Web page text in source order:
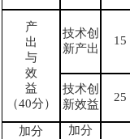
产
出
与
效
益
（40分）
技术创
新产出
15
技术创
新效益
25
加分
加分